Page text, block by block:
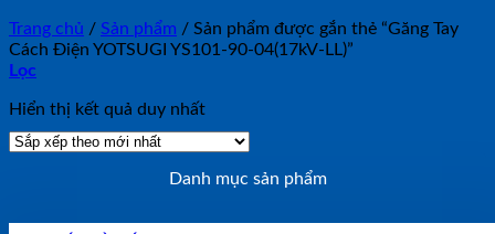
Trang chủ / Sản phẩm / Sản phẩm được gắn thẻ “Găng Tay
Cách Điện YOTSUGI YS101-90-04(17kV-LL)”
Lọc
Hiển thị kết quả duy nhất
Danh mục sản phẩm